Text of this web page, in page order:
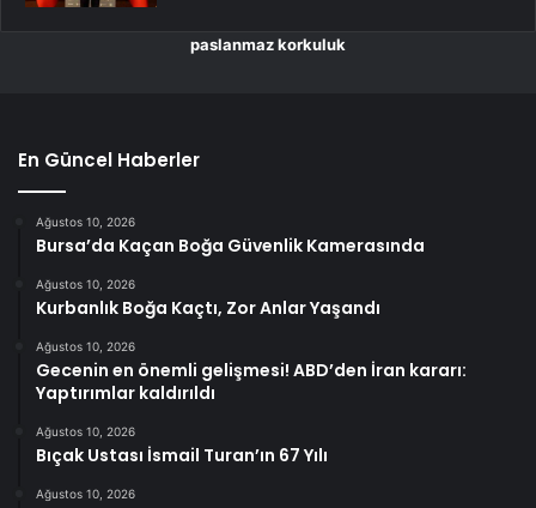
paslanmaz korkuluk
En Güncel Haberler
Ağustos 10, 2026
Bursa’da Kaçan Boğa Güvenlik Kamerasında
Ağustos 10, 2026
Kurbanlık Boğa Kaçtı, Zor Anlar Yaşandı
Ağustos 10, 2026
Gecenin en önemli gelişmesi! ABD’den İran kararı:
Yaptırımlar kaldırıldı
Ağustos 10, 2026
Bıçak Ustası İsmail Turan’ın 67 Yılı
Ağustos 10, 2026